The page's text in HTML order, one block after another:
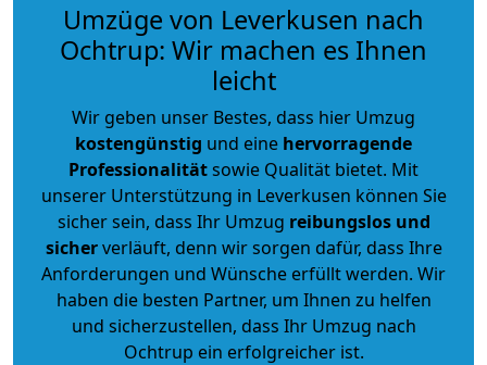
Umzüge von Leverkusen nach
Ochtrup: Wir machen es Ihnen
leicht
Wir geben unser Bestes, dass hier Umzug
kostengünstig und eine hervorragende
Professionalitätsowie Qualität bietet. Mit
unserer Unterstützung in Leverkusen können Sie
sicher sein, dass Ihr Umzug reibungslos und
sicherverläuft, denn wir sorgen dafür, dass Ihre
Anforderungen und Wünsche erfüllt werden. Wir
haben die besten Partner, um Ihnen zu helfen
und sicherzustellen, dass Ihr Umzug nach
Ochtrup ein erfolgreicher ist.